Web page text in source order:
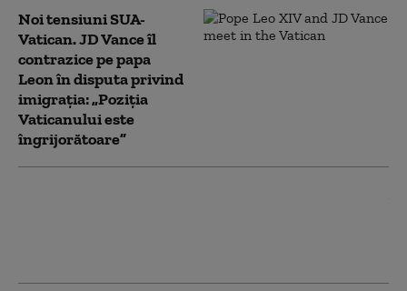
Noi tensiuni SUA-
Vatican. JD Vance îl
contrazice pe papa
Leon în disputa privind
imigrația: „Poziția
Vaticanului este
îngrijorătoare”